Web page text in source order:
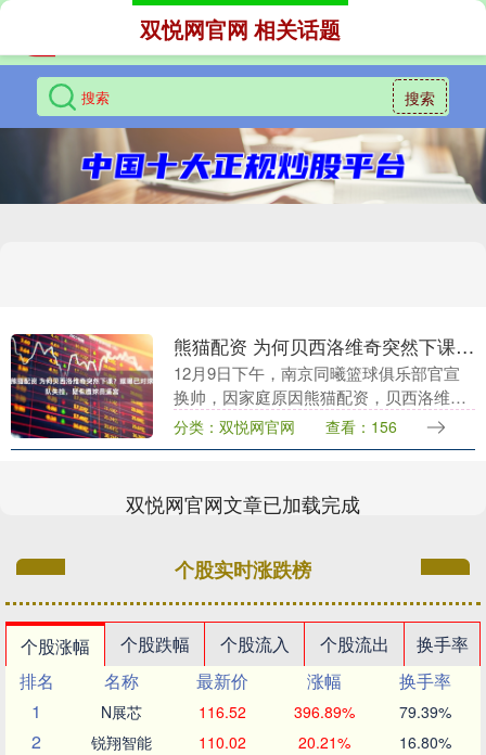
搜索
双悦网官网 相关话题
熊猫配资 为何贝西洛维奇突然下课？媒曝已对球队失控，疑似遭球员逼宫
12月9日下午，南京同曦篮球俱乐部官宣
换帅，因家庭原因熊猫配资，贝西洛维奇
主动辞去主教练职务，决定由原助理教练
王世龙接任主教练，带领南京天之蓝队征
分类：双悦网官网 查看：156
双悦网官网文章已加载完成
个股实时涨跌榜
个股涨幅 个股跌幅 个股流入 个股流出
换手率
排名
名称 最新价 涨幅
换手率
1
N展芯 116.52 396.89% 79.39%
2 锐翔智能 110.02 20.21% 16.80%